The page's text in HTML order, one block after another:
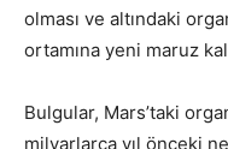
olması ve altındaki
ortamına yeni maruz
Bulgular, Mars’taki
milyarlarca yıl önceki